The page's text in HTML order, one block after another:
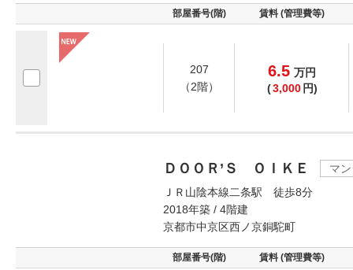
部屋番号(階) 賃料 (管理費等)
207
（2階）
6.5 万円
(3,000 円)
ＤＯＯＲ’Ｓ ＯＩＫＥ
マ
ＪＲ山陰本線二条駅 徒歩8分
2018年築 / 4階建
京都市中京区西ノ京銅駝町
部屋番号(階) 賃料 (管理費等)